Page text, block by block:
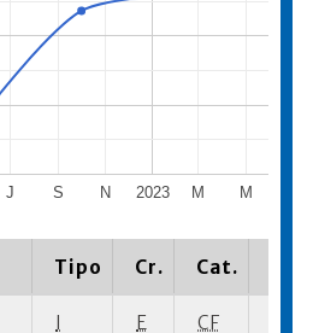
2023
J S N M M
Tipo Cr. Cat.
I E CF